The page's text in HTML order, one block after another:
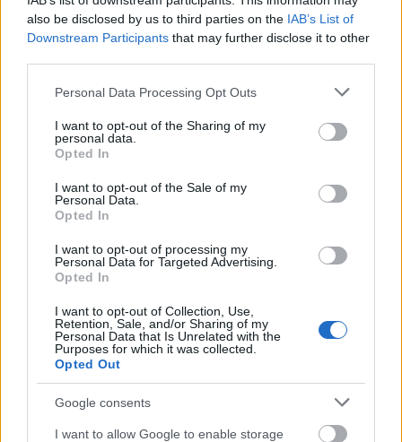
also be disclosed by us to third parties on the IAB’s List of
Downstream Participants that may further disclose it to other
Please note that this website/app uses one or more Google
not limited to your visit or usage behaviour. You may click to
grant or deny consent to Google and its third-party tags to
use your data for below specified purposes in below Google
consent section.
Personal Data Processing Opt Outs
I want to opt-out of the Sharing of my
personal data.
Opted In
I want to opt-out of the Sale of my
Personal Data.
Opted In
I want to opt-out of processing my
Personal Data for Targeted Advertising.
Opted In
I want to opt-out of Collection, Use,
Retention, Sale, and/or Sharing of my
Personal Data that Is Unrelated with the
Purposes for which it was collected.
Opted Out
Google consents
I want to allow Google to enable storage
Gramatyka
rzeczownikrodzaj męskozwierzęcyodmienny
formy alfabetycznie:
Sharp; Sharpa; Sharpach; Sharpami; Sharpem; Sharpie;
Sharpom; Sharpów; Sharpowi; Sharpy
ZGŁOŚ POPRAWKĘ